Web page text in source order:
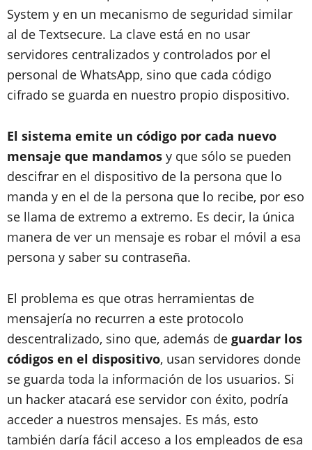
System y en un mecanismo de seguridad similar
al de Textsecure. La clave está en no usar
servidores centralizados y controlados por el
personal de WhatsApp, sino que cada código
cifrado se guarda en nuestro propio dispositivo.
El sistema emite un código por cada nuevo
mensaje que mandamos y que sólo se pueden
descifrar en el dispositivo de la persona que lo
manda y en el de la persona que lo recibe, por eso
se llama de extremo a extremo. Es decir, la única
manera de ver un mensaje es robar el móvil a esa
persona y saber su contraseña.
El problema es que otras herramientas de
mensajería no recurren a este protocolo
descentralizado, sino que, además de guardar los
códigos en el dispositivo, usan servidores donde
se guarda toda la información de los usuarios. Si
un hacker atacará ese servidor con éxito, podría
acceder a nuestros mensajes. Es más, esto
también daría fácil acceso a los empleados de esa